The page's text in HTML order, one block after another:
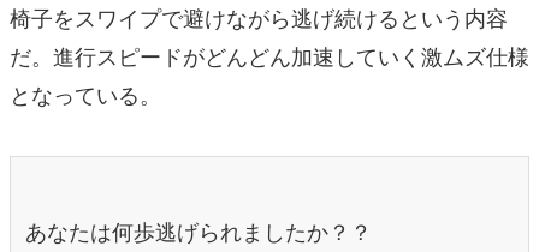
椅子をスワイプで避けながら逃げ続けるという内容
だ。進行スピードがどんどん加速していく激ムズ仕様
となっている。
あなたは何歩逃げられましたか？？